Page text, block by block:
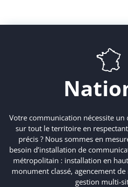
Votre communication nécessite
sur tout le territoire en
précis ? Nous sommes en
besoin d’installation de
métropolitain : installation en
monument classé, agencement
gestion multi-